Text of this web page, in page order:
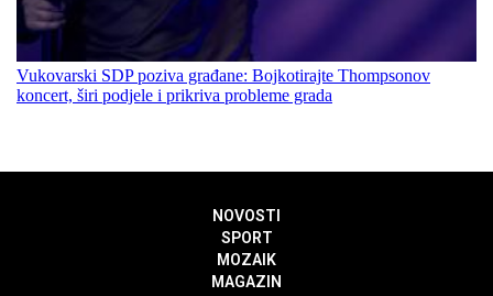
Vukovarski SDP poziva građane: Bojkotirajte Thompsonov
koncert, širi podjele i prikriva probleme grada
NOVOSTI
SPORT
MOZAIK
MAGAZIN